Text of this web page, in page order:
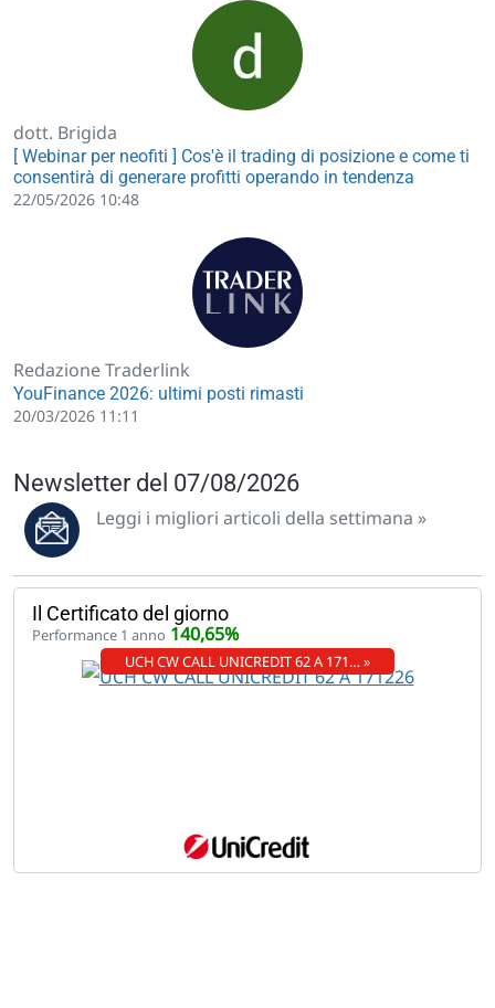
dott. Brigida
[ Webinar per neofiti ] Cos'è il trading di posizione e come ti
consentirà di generare profitti operando in tendenza
22/05/2026 10:48
Redazione Traderlink
YouFinance 2026: ultimi posti rimasti
20/03/2026 11:11
Newsletter del 07/08/2026
Leggi i migliori articoli della settimana »
Il Certificato del giorno
Performance 1 anno 140,65%
UCH CW CALL UNICREDIT 62 A 171… »